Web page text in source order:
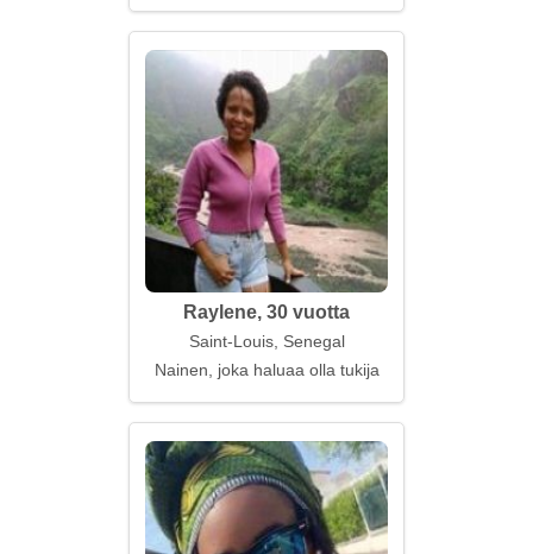
Raylene, 30 vuotta
Saint-Louis, Senegal
Nainen, joka haluaa olla tukija